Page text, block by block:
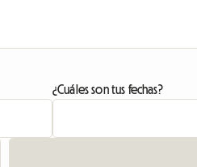
¿Cuáles son tus fechas?